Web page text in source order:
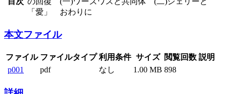
「愛」 おわりに
本文ファイル
ファイル ファイルタイプ 利用条件 サイズ 閲覧回数 説明
p001
pdf なし 1.00 MB 898